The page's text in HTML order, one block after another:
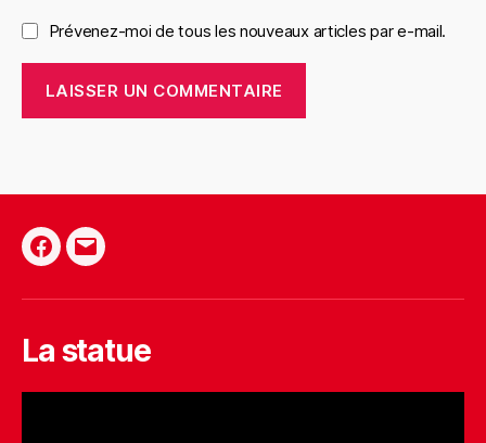
Prévenez-moi de tous les nouveaux articles par e-mail.
Facebook
E-
La statue